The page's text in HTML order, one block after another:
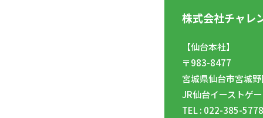
株式会社チャレ
【仙台本社】
〒983-8477
宮城県仙台市宮城
JR仙台イーストゲ
TEL : 022-385-5778